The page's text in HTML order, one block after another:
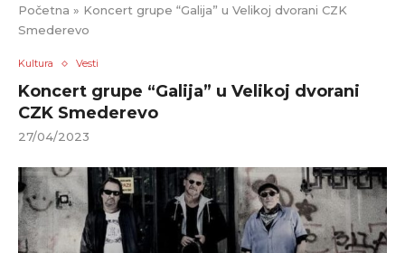
Početna » Koncert grupe “Galija” u Velikoj dvorani CZK
Smederevo
Kultura Vesti
Koncert grupe “Galija” u Velikoj dvorani
CZK Smederevo
27/04/2023